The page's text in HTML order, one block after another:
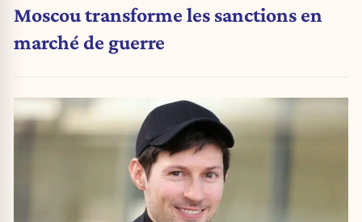
Moscou transforme les sanctions en
marché de guerre